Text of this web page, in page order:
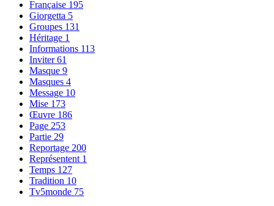
Française 195
Giorgetta 5
Groupes 131
Héritage 1
Informations 113
Inviter61
Masque 9
Masques 4
Message 10
Mise 173
Œuvre 186
Page 253
Partie 29
Reportage 200
Représentent 1
Temps 127
Tradition 10
Tv5monde 75